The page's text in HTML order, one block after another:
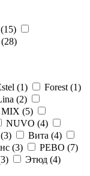
15)
28)
(1) Forest (1)
(2)
MIX (5)
NUVO (4)
3) Вита (4)
(3) РЕВО (7)
3) Этюд (4)